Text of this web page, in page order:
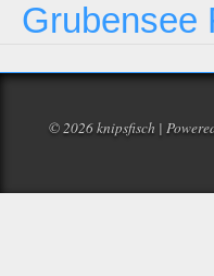
Grubensee
© 2026 knipsfisch |